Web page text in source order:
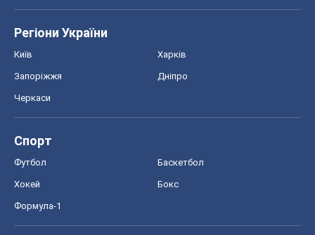
Регіони України
Київ Харків
Запоріжжя Дніпро
Черкаси
Спорт
Футбол Баскетбол
Хокей Бокс
Формула-1